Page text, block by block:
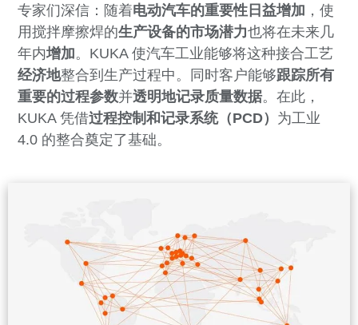
专家们深信：随着电动汽车的重要性日益增加 ，使
用搅拌摩擦焊的生产设备的市场潜力也将在未来几
年内增加。KUKA 使汽车工业能够将这种接合工艺
经济地整合到生产过程中。同时客户能够跟踪所有
重要的过程参数并透明地记录质量数据。在此，
KUKA 凭借过程控制和记录系统（PCD） 为工业
4.0 的整合奠定了基础。